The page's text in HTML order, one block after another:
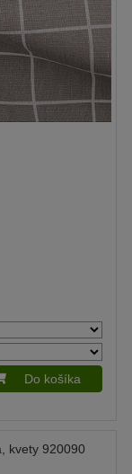
Do košíka
kvety 920090